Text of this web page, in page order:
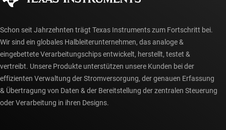
Schon seit Jahrzehnten trägt Texas Instruments zum Fortschritt bei.
Wir sind ein globales Halbleiterunternehmen, das analoge &
eingebettete Verarbeitungschips entwickelt, herstellt, testet &
vertreibt. Unsere Produkte unterstützen unsere Kunden bei der
effizienten Verwaltung der Stromversorgung, der genauen Erfassung
& Übertragung von Daten & der Bereitstellung der zentralen Steuerung
oder Verarbeitung in ihren Designs.